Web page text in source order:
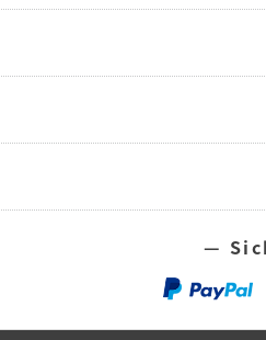
—